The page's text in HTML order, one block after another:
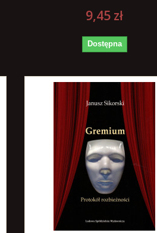
9,45 zł
Dostępna